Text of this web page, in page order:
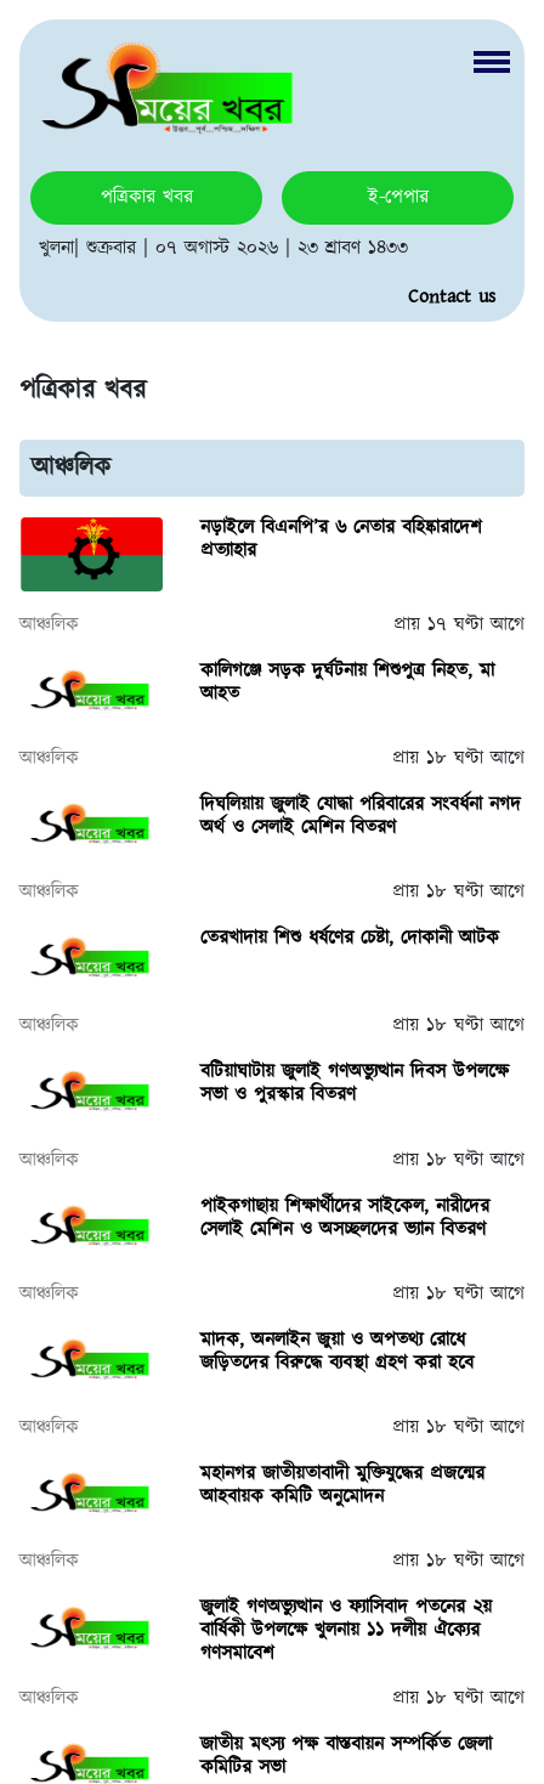
পত্রিকার খবর
ই-পেপার
খুলনা| শুক্রবার | ০৭ অগাস্ট ২০২৬ | ২৩ শ্রাবণ ১৪৩৩
Contact us
পত্রিকার খবর
আঞ্চলিক
নড়াইলে বিএনপি’র ৬ নেতার বহিষ্কারাদেশ
প্রত্যাহার
আঞ্চলিক
প্রায় ১৭ ঘণ্টা আগে
কালিগঞ্জে সড়ক দুর্ঘটনায় শিশুপুত্র নিহত, মা
আহত
আঞ্চলিক
প্রায় ১৮ ঘণ্টা আগে
দিঘলিয়ায় জুলাই যোদ্ধা পরিবারের সংবর্ধনা নগদ
অর্থ ও সেলাই মেশিন বিতরণ
আঞ্চলিক
প্রায় ১৮ ঘণ্টা আগে
তেরখাদায় শিশু ধর্ষণের চেষ্টা, দোকানী আটক
আঞ্চলিক
প্রায় ১৮ ঘণ্টা আগে
বটিয়াঘাটায় জুলাই গণঅভ্যুত্থান দিবস উপলক্ষে
সভা ও পুরস্কার বিতরণ
আঞ্চলিক
প্রায় ১৮ ঘণ্টা আগে
পাইকগাছায় শিক্ষার্থীদের সাইকেল, নারীদের
সেলাই মেশিন ও অসচ্ছলদের ভ্যান বিতরণ
আঞ্চলিক
প্রায় ১৮ ঘণ্টা আগে
মাদক, অনলাইন জুয়া ও অপতথ্য রোধে
জড়িতদের বিরুদ্ধে ব্যবস্থা গ্রহণ করা হবে
আঞ্চলিক
প্রায় ১৮ ঘণ্টা আগে
মহানগর জাতীয়তাবাদী মুক্তিযুদ্ধের প্রজন্মের
আহবায়ক কমিটি অনুমোদন
আঞ্চলিক
প্রায় ১৮ ঘণ্টা আগে
জুলাই গণঅভ্যুত্থান ও ফ্যাসিবাদ পতনের ২য়
বার্ষিকী উপলক্ষে খুলনায় ১১ দলীয় ঐক্যের
গণসমাবেশ
আঞ্চলিক
প্রায় ১৮ ঘণ্টা আগে
জাতীয় মৎস্য পক্ষ বাস্তবায়ন সম্পর্কিত জেলা
কমিটির সভা